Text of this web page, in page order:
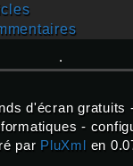
d'écran gratuits
-
par PluXml en